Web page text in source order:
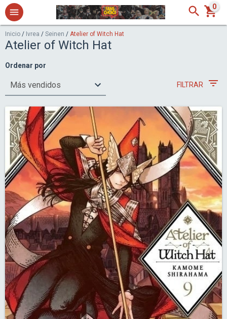
0
Inicio / Ivrea / Seinen / Atelier of Witch Hat
Atelier of Witch Hat
Ordenar por
FILTRAR